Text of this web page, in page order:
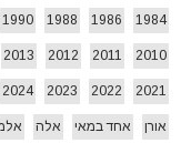
1984
1986
1988
1990
2010
2011
2012
2013
2021
2022
2023
2024
אורן אחד במאי אלה